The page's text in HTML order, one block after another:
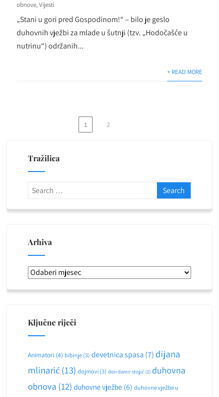
obnove,Vijesti
„Stani u gori pred Gospodinom!“ – bilo je geslo
duhovnih vježbi za mlade u šutnji (tzv. „Hodočašće u
nutrinu“) održanih...
+ READ MORE
stranica
objava
1 2
Tražilica
Arhiva
Arhiva
Ključne riječi
Animatori(4) bibinje(3) devetnica spasa (7) dijana
mlinarić(13) dojmovi (3) don damir stojić(2) duhovna
obnova (12) duhovne vježbe (6) duhovne vježbe u